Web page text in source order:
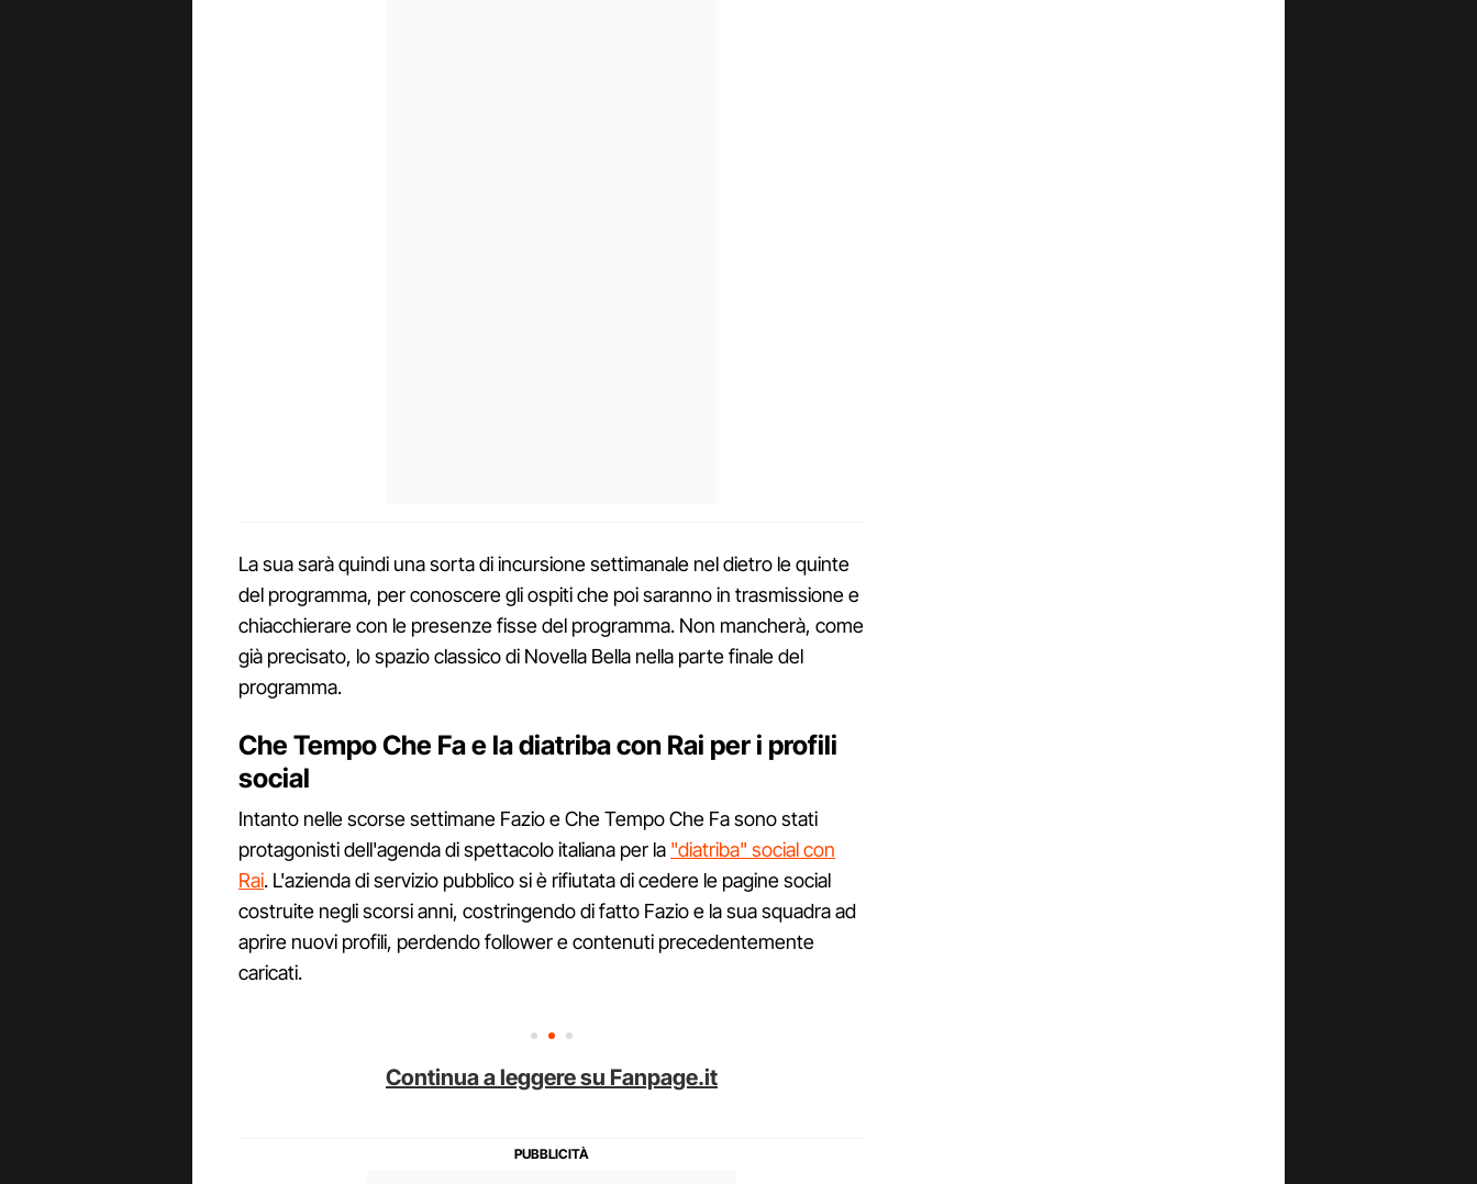
La sua sarà quindi una sorta di incursione settimanale nel dietro le quinte
del programma, per conoscere gli ospiti che poi saranno in trasmissione e
chiacchierare con le presenze fisse del programma. Non mancherà, come
già precisato, lo spazio classico di Novella Bella nella parte finale del
programma.
Che Tempo Che Fa e la diatriba con Rai per i profili
social
Intanto nelle scorse settimane Fazio e Che Tempo Che Fa sono stati
protagonisti dell'agenda di spettacolo italiana per la "diatriba" social con
Rai. L'azienda di servizio pubblico si è rifiutata di cedere le pagine social
costruite negli scorsi anni, costringendo di fatto Fazio e la sua squadra ad
aprire nuovi profili, perdendo follower e contenuti precedentemente
caricati.
Continua a leggere su Fanpage.it